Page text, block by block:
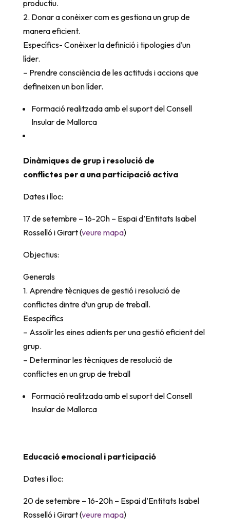
productiu.
2. Donar a conèixer com es gestiona un grup de
manera eficient.
Específics- Conèixer la definició i tipologies d’un
líder.
– Prendre consciència de les actituds i accions que
defineixen un bon líder.
Formació realitzada amb el suport del Consell
Insular de Mallorca
Dinàmiques de grup i resolució de
conflictes per a una participació activa
Dates i lloc:
17 de setembre – 16-20h – Espai d’Entitats Isabel
Rosselló i Girart (veure mapa)
Objectius:
Generals
1. Aprendre tècniques de gestió i resolució de
conflictes dintre d’un grup de treball.
Eespecífics
– Assolir les eines adients per una gestió eficient del
grup.
– Determinar les tècniques de resolució de
conflictes en un grup de treball
Formació realitzada amb el suport del Consell
Insular de Mallorca
Educació emocional i participació
Dates i lloc:
20 de setembre – 16-20h – Espai d’Entitats Isabel
Rosselló i Girart (veure mapa)